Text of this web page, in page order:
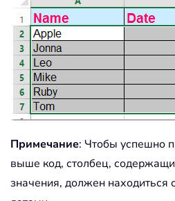
Примечание: Чтобы успешно
выше код, столбец,
значения, должен находиться